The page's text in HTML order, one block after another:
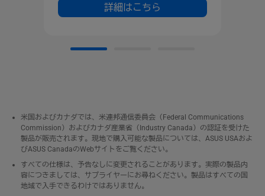
詳細はこちら
米国およびカナダでは、米連邦通信委員会（Federal Communications
Commission）およびカナダ産業省（Industry Canada）の認証を受けた
製品が販売されます。現地で購入可能な製品については、ASUS USAおよ
びASUS CanadaのWebサイトをご覧ください。
すべての仕様は、予告なしに変更されることがあります。実際の製品内
容につきましては、サプライヤーにお尋ねください。製品はすべての国
地域で入手できるわけではありません。